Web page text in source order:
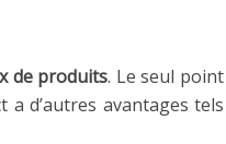
de produits. Le seul point
a d’autres avantages tels